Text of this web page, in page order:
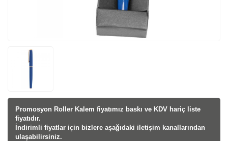
Promosyon Roller Kalem fiyatımız baskı ve KDV hariç liste
fiyatıdır.
İndirimli fiyatlar için bizlere aşağıdaki iletişim kanallarından
ulaşabilirsiniz.